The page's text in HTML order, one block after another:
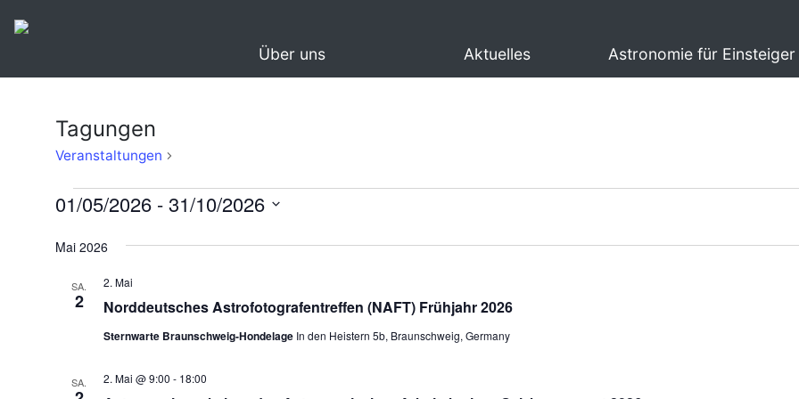
Über uns Aktuelles Astronomie für Einsteiger
Tagungen
Veranstaltungen
Veranstaltungen
01/05/2026 - 31/10/2026
wählen.
Mai 2026
SA.
2 Norddeutsches Astrofotografentreffen (NAFT) Frühjahr 2026
2. Mai
Sternwarte Braunschweig-Hondelage In den Heistern 5b, Braunschweig, Germany
SA. 2. Mai @ 9:00 - 18:00